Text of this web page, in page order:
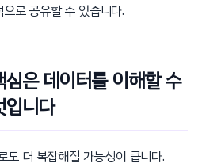
로 공유할 수 있습니다.
은 데이터를 이해할 수
입니다
도 더 복잡해질 가능성이 큽니다.